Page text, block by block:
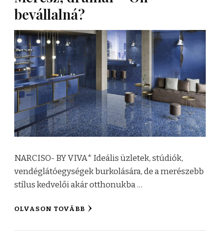
bevállalná?
NARCISO- BY VIVA* Ideális üzletek, stúdiók,
vendéglátóegységek burkolására, de a merészebb
stílus kedvelői akár otthonukba …
OLVASON TOVÁBB